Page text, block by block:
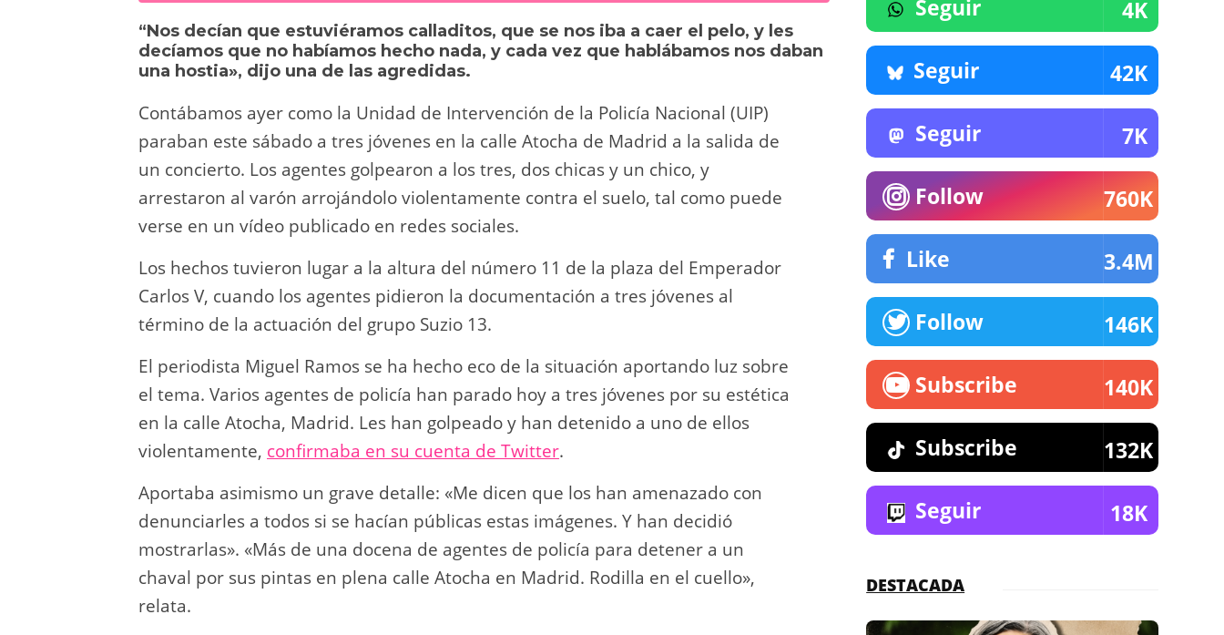
sk
y
o
d
o
n
gr
a
m
s
A
p
p
e
b
o
o
k
di
t
y
Li
n
k
p
ar
tir
“Nos decían que estuviéramos calladitos, que se nos iba a caer el pelo, y les
decíamos que no habíamos hecho nada, y cada vez que hablábamos nos daban
una hostia», dijo una de las agredidas.
Contábamos ayer como la Unidad de Intervención de la Policía Nacional (UIP)
paraban este sábado a tres jóvenes en la calle Atocha de Madrid a la salida de
un concierto. Los agentes golpearon a los tres, dos chicas y un chico, y
arrestaron al varón arrojándolo violentamente contra el suelo, tal como puede
verse en un vídeo publicado en redes sociales.
Los hechos tuvieron lugar a la altura del número 11 de la plaza del Emperador
Carlos V, cuando los agentes pidieron la documentación a tres jóvenes al
término de la actuación del grupo Suzio 13.
El periodista Miguel Ramos se ha hecho eco de la situación aportando luz sobre
el tema. Varios agentes de policía han parado hoy a tres jóvenes por su estética
en la calle Atocha, Madrid. Les han golpeado y han detenido a uno de ellos
violentamente, confirmaba en su cuenta de Twitter.
Aportaba asimismo un grave detalle: «Me dicen que los han amenazado con
denunciarles a todos si se hacían públicas estas imágenes. Y han decidió
mostrarlas». «Más de una docena de agentes de policía para detener a un
chaval por sus pintas en plena calle Atocha en Madrid. Rodilla en el cuello»,
relata.
Seguir 4K
Seguir 42K
Seguir 7K
Follow 760K
Like 3.4M
Follow 146K
Subscribe 140K
Subscribe 132K
Seguir 18K
DESTACADA